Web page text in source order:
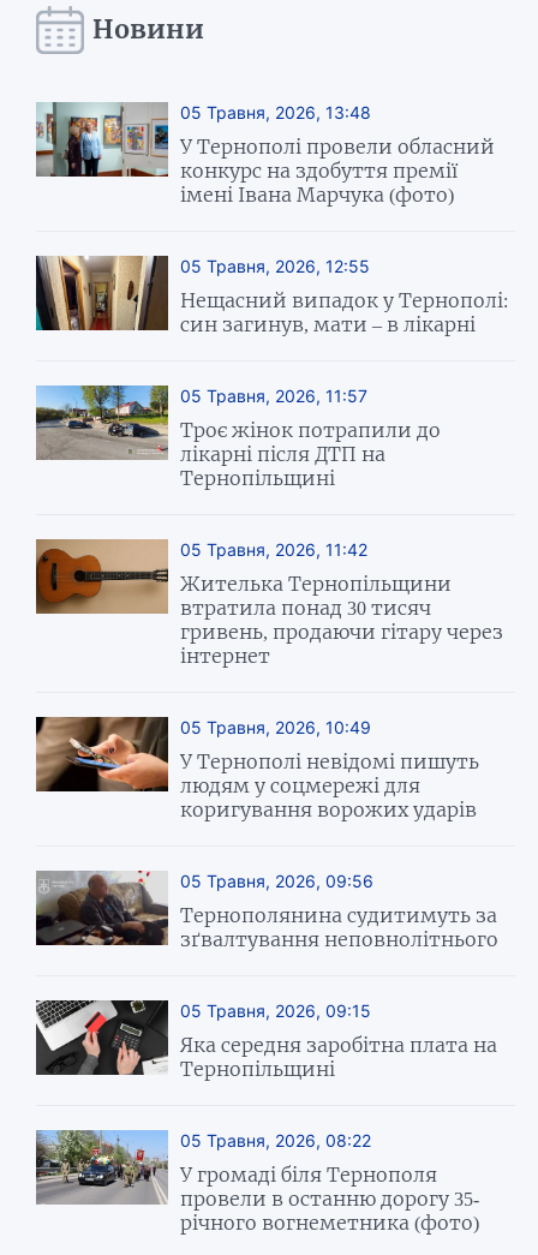
Новини
05 Травня, 2026, 13:48
У Тернополі провели обласний
конкурс на здобуття премії
імені Івана Марчука (фото)
05 Травня, 2026, 12:55
Нещасний випадок у Тернополі:
син загинув, мати – в лікарні
05 Травня, 2026, 11:57
Троє жінок потрапили до
лікарні після ДТП на
Тернопільщині
05 Травня, 2026, 11:42
Жителька Тернопільщини
втратила понад 30 тисяч
гривень, продаючи гітару через
інтернет
05 Травня, 2026, 10:49
У Тернополі невідомі пишуть
людям у соцмережі для
коригування ворожих ударів
05 Травня, 2026, 09:56
Тернополянина судитимуть за
зґвалтування неповнолітнього
05 Травня, 2026, 09:15
Яка середня заробітна плата на
Тернопільщині
05 Травня, 2026, 08:22
У громаді біля Тернополя
провели в останню дорогу 35-
річного вогнеметника (фото)